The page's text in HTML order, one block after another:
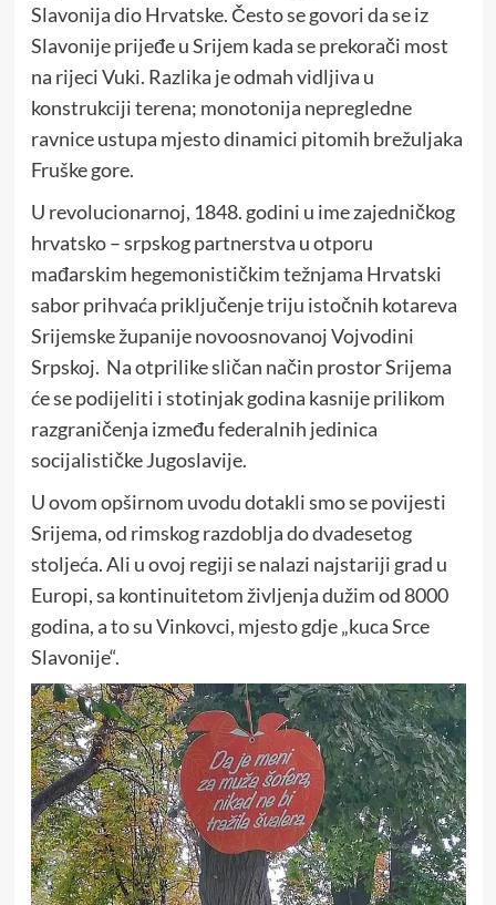
Slavonija dio Hrvatske. Često se govori da se iz
Slavonije prijeđe u Srijem kada se prekorači most
na rijeci Vuki. Razlika je odmah vidljiva u
konstrukciji terena; monotonija nepregledne
ravnice ustupa mjesto dinamici pitomih brežuljaka
Fruške gore.
U revolucionarnoj, 1848. godini u ime zajedničkog
hrvatsko – srpskog partnerstva u otporu
mađarskim hegemonističkim težnjama Hrvatski
sabor prihvaća priključenje triju istočnih kotareva
Srijemske županije novoosnovanoj Vojvodini
Srpskoj. Na otprilike sličan način prostor Srijema
će se podijeliti i stotinjak godina kasnije prilikom
razgraničenja između federalnih jedinica
socijalističke Jugoslavije.
U ovom opširnom uvodu dotakli smo se povijesti
Srijema, od rimskog razdoblja do dvadesetog
stoljeća. Ali u ovoj regiji se nalazi najstariji grad u
Europi, sa kontinuitetom življenja dužim od 8000
godina, a to su Vinkovci, mjesto gdje „kuca Srce
Slavonije“.